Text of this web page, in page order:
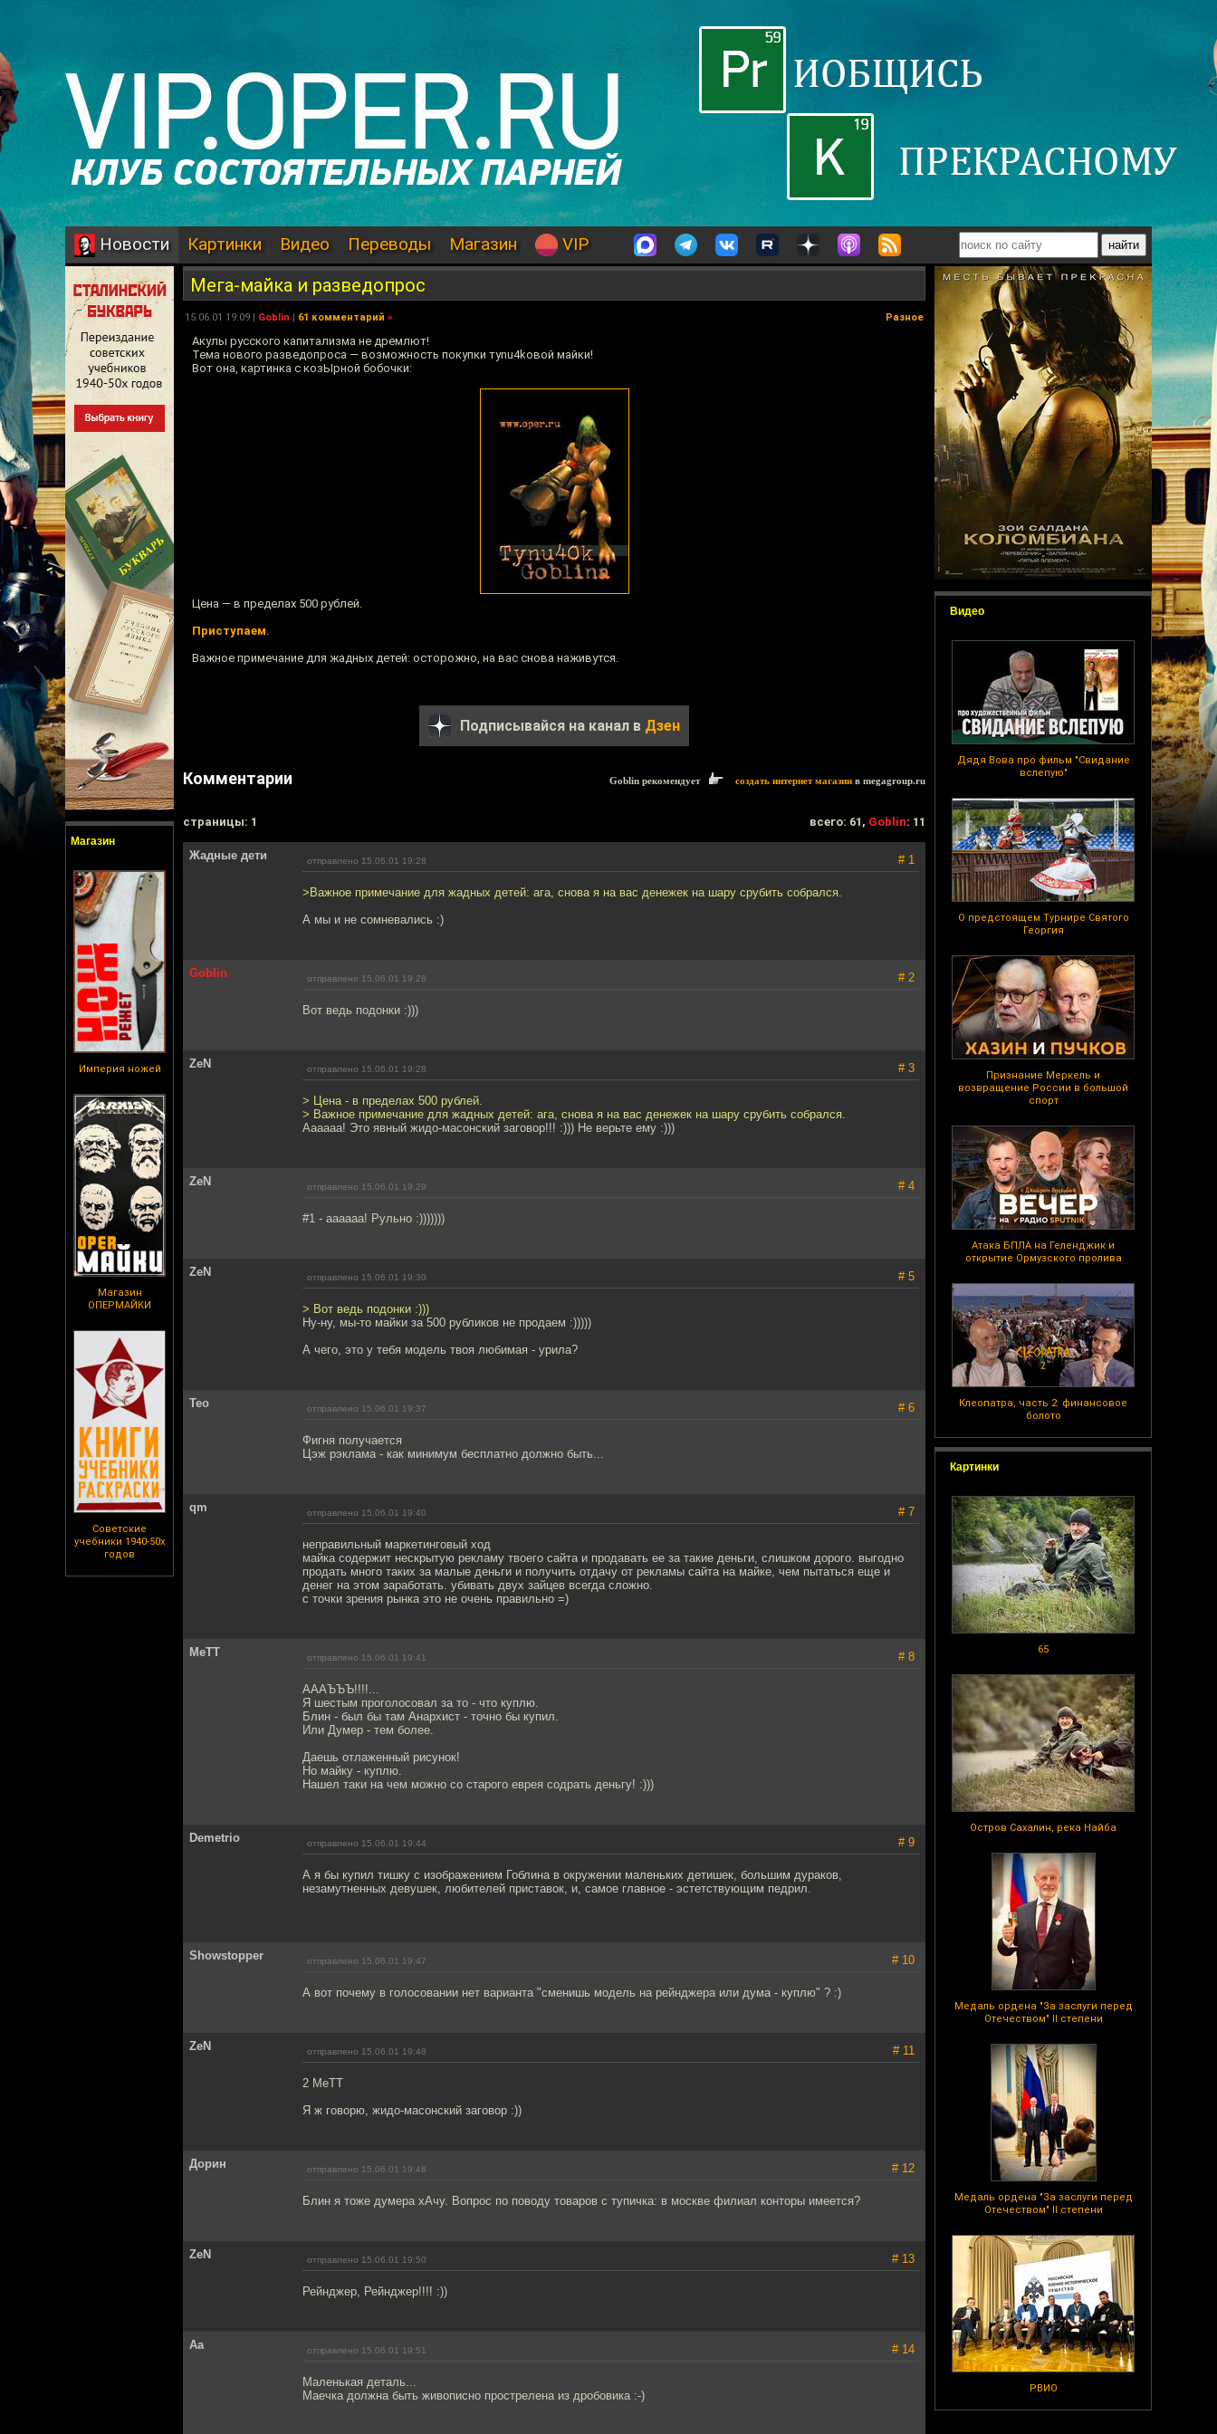
Новости Картинки Видео Переводы Магазин VIP
Магазин
Империя ножей
Магазин
ОПЕРМАЙКИ
Советские
учебники 1940-50х
годов
Видео
Дядя Вова про фильм "Свидание
вслепую"
О предстоящем Турнире Святого
Георгия
Признание Меркель и
возвращение России в большой
спорт
Атака БПЛА на Геленджик и
открытие Ормузского пролива
Клеопатра, часть 2: финансовое
болото
Картинки
65
Остров Сахалин, река Найба
Медаль ордена "За заслуги перед
Отечеством" II степени
Медаль ордена "За заслуги перед
Отечеством" II степени
РВИО
Мега-майка и разведопрос
15.06.01 19:09 | Goblin | 61 комментарий » Разное
Акулы русского капитализма не дремлют!
Тема нового разведопроса — возможность покупки тynu4kовой майки!
Вот она, картинка с козЫрной бобочки:
Цена — в пределах 500 рублей.
Приступаем.
Важное примечание для жадных детей: осторожно, на вас снова наживутся.
Подписывайся на канал в Дзен
Комментарии Goblin рекомендует создать интернет магазин в megagroup.ru
cтраницы: 1 всего: 61, Goblin: 11
Жадные дети отправлено 15.06.01 19:28 # 1
>Важное примечание для жадных детей: ага, снова я на вас денежек на шару срубить собрался.
А мы и не сомневались :)
Goblin отправлено 15.06.01 19:28 # 2
Вот ведь подонки :)))
ZeN отправлено 15.06.01 19:28 # 3
> Цена - в пределах 500 рублей.
> Важное примечание для жадных детей: ага, снова я на вас денежек на шару срубить собрался.
Аааааа! Это явный жидо-масонский заговор!!! :))) Не верьте ему :)))
ZeN отправлено 15.06.01 19:29 # 4
#1 - аааааа! Рульно :)))))))
ZeN отправлено 15.06.01 19:30 # 5
> Вот ведь подонки :)))
Ну-ну, мы-то майки за 500 рубликов не продаем :)))))
А чего, это у тебя модель твоя любимая - урила?
Teo отправлено 15.06.01 19:37 # 6
Фигня получается
Цэж рэклама - как минимум бесплатно должно быть...
qm отправлено 15.06.01 19:40 # 7
неправильный маркетинговый ход
майка содержит нескрытую рекламу твоего сайта и продавать ее за такие деньги, слишком дорого. выгодно
продать много таких за малые деньги и получить отдачу от рекламы сайта на майке, чем пытаться еще и
денег на этом заработать. убивать двух зайцев всегда сложно.
с точки зрения рынка это не очень правильно =)
MeTT отправлено 15.06.01 19:41 # 8
АААЪЪЪ!!!!...
Я шестым проголосовал за то - что куплю.
Блин - был бы там Анархист - точно бы купил.
Или Думер - тем более.
Даешь отлаженный рисунок!
Но майку - куплю.
Нашел таки на чем можно со старого еврея содрать деньгу! :)))
Demetrio отправлено 15.06.01 19:44 # 9
А я бы купил тишку с изображением Гоблина в окружении маленьких детишек, большим дураков,
незамутненных девушек, любителей приставок, и, самое главное - эстетствующим педрил.
Showstopper отправлено 15.06.01 19:47 # 10
А вот почему в голосовании нет варианта "сменишь модель на рейнджера или дума - куплю" ? :)
ZeN отправлено 15.06.01 19:48 # 11
2 МеТТ
Я ж говорю, жидо-масонский заговор :))
Дорин отправлено 15.06.01 19:48 # 12
Блин я тоже думера хАчу. Вопрос по поводу товаров с тупичка: в москве филиал конторы имеется?
ZeN отправлено 15.06.01 19:50 # 13
Рейнджер, Рейнджер!!!! :))
Aa отправлено 15.06.01 19:51 # 14
Маленькая деталь...
Маечка должна быть живописно прострелена из дробовика :-)